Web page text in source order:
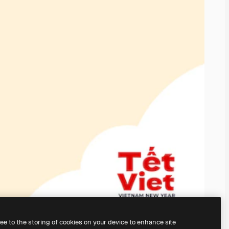
to the storing of cookies on your device to enhance site